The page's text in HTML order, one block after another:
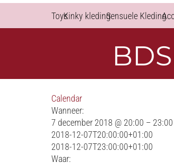
ToysKinky kledingSensuele Kleding
Calendar
Wanneer:
7 december 2018 @ 20:00 – 23:00
2018-12-07T20:00:00+01:00
2018-12-07T23:00:00+01:00
Waar: